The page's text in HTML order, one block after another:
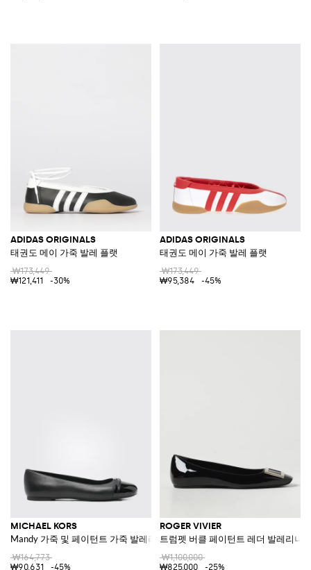
ADIDAS ORIGINALS
태권도 메이 가죽 발레 플랫
₩173,449
₩121,411
-30%
ADIDAS ORIGINALS
태권도 메이 가죽 발레 플랫
₩173,449
₩95,384
-45%
MICHAEL KORS
Mandy 가죽 및 페이턴트 가죽 발레리나 플랫
₩164,773
₩90,631
-45%
ROGER VIVIER
트럼펫 버클 페이턴트 레더 발레리나
₩1,100,000
₩825,000
-25%